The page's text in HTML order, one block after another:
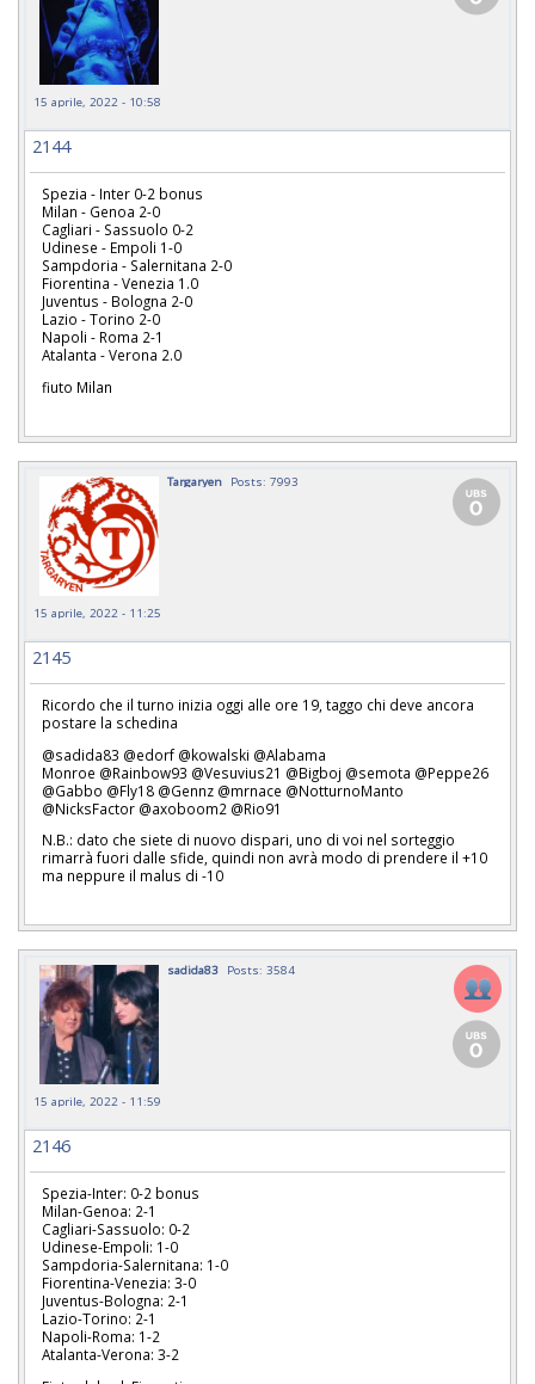
15 aprile, 2022 - 10:58
2144
Spezia - Inter 0-2 bonus
Milan - Genoa 2-0
Cagliari - Sassuolo 0-2
Udinese - Empoli 1-0
Sampdoria - Salernitana 2-0
Fiorentina - Venezia 1.0
Juventus - Bologna 2-0
Lazio - Torino 2-0
Napoli - Roma 2-1
Atalanta - Verona 2.0
fiuto Milan
Targaryen Posts: 7993
15 aprile, 2022 - 11:25
2145
Ricordo che il turno inizia oggi alle ore 19, taggo chi deve ancora
postare la schedina
@sadida83 @edorf @kowalski @Alabama
Monroe @Rainbow93 @Vesuvius21 @Bigboj @semota @Peppe26
@Gabbo @Fly18 @Gennz @mrnace @NotturnoManto
@NicksFactor @axoboom2 @Rio91
N.B.: dato che siete di nuovo dispari, uno di voi nel sorteggio
rimarrà fuori dalle sfide, quindi non avrà modo di prendere il +10
ma neppure il malus di -10
sadida83 Posts: 3584
15 aprile, 2022 - 11:59
2146
Spezia-Inter: 0-2 bonus
Milan-Genoa: 2-1
Cagliari-Sassuolo: 0-2
Udinese-Empoli: 1-0
Sampdoria-Salernitana: 1-0
Fiorentina-Venezia: 3-0
Juventus-Bologna: 2-1
Lazio-Torino: 2-1
Napoli-Roma: 1-2
Atalanta-Verona: 3-2